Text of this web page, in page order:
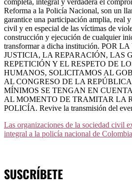
completa, integral y verdadera el
Reforma a la Policía Nacional, son un
garantice una participación amplia, real
civil y en especial de las víctimas de
construcción y ejecución de cualquier
transformar a dicha institución. POR
JUSTICIA, LA REPARACIÓN, LAS
REPETICIÓN Y EL RESPETO DE
HUMANOS, SOLICITAMOS AL
AL CONGRESO DE LA
MÍNIMOS SE TENGAN EN
AL MOMENTO DE TRAMITAR LA
POLICÍA. Revive la transmisión del
Las organizaciones de la sociedad civil
integral a la policía nacional de Colombia
SUSCRÍBETE